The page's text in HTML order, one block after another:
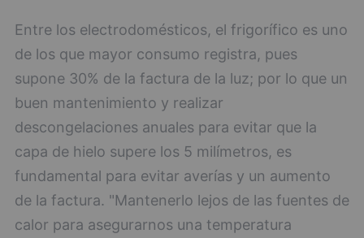
Entre los electrodomésticos, el frigorífico es uno
de los que mayor consumo registra, pues
supone 30% de la factura de la luz; por lo que un
buen mantenimiento y realizar
descongelaciones anuales para evitar que la
capa de hielo supere los 5 milímetros, es
fundamental para evitar averías y un aumento
de la factura. "Mantenerlo lejos de las fuentes de
calor para asegurarnos una temperatura